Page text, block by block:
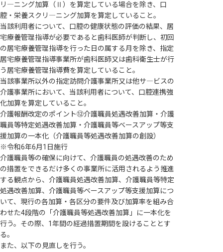
リ―ニング加算（Ⅱ）を算定している場合を除き、口
腔・栄養スクリ―ニング加算を算定していること。
当該利用者について、口腔の健康状態の評価の結果、居
宅療養管理指導が必要であると歯科医師が判断し、初回
の居宅療養管理指導を行った日の属する月を除き、指定
居宅療養管理指導事業所が歯科医師又は歯科衛生士が行
う居宅療養管理指導費を算定していること。
当該事業所以外の指定訪問介護事業所又は他サ―ビスの
介護事業所において、当該利用者について、口腔連携強
化加算を算定していること。
介護報酬改定のポイント⑫介護職員処遇改善加算・介護
職員等特定処遇改善加算・介護職員等ベースアップ等支
援加算の一本化（介護職員等処遇改善加算の創設）
※令和6年6月1日施行
介護職員等の確保に向けて、介護職員の処遇改善のため
の措置をできるだけ多くの事業所に活用されるよう推進
する観点から、介護職員処遇改善加算、介護職員等特定
処遇改善加算、介護職員等ベースアップ等支援加算につ
いて、現行の各加算・各区分の要件及び加算率を組み合
わせた4段階の「介護職員等処遇改善加算」に一本化を
行う。その際、1年間の経過措置期間を設けることとす
る。
また、以下の見直しを行う。